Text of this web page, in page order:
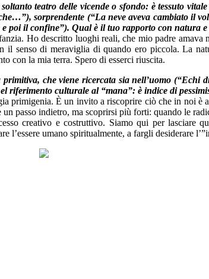
teatro delle vicende o sfondo: è tessuto
sorprendente (“La neve aveva cambiato il
poi il confine”). Qual è il tuo rapporto con natura
Ho descritto luoghi reali, che mio padre
senso di meraviglia di quando ero piccola. La
con la mia terra. Spero di esserci riuscita.
primitiva, che viene ricercata sia nell’uomo
riferimento culturale al “mana”: è indice di
primigenia. È un invito a riscoprire ciò che in noi
passo indietro, ma scoprirsi più forti: quando le
creativo e costruttivo. Siamo qui per lasciare
l’essere umano spiritualmente, a fargli desiderare